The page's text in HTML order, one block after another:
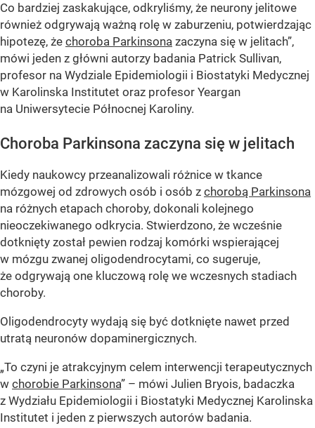
Co bardziej zaskakujące, odkryliśmy, że neurony jelitowe
również odgrywają ważną rolę w zaburzeniu, potwierdzając
hipotezę, że choroba Parkinsona zaczyna się w jelitach”,
mówi jeden z główni autorzy badania Patrick Sullivan,
profesor na Wydziale Epidemiologii i Biostatyki Medycznej
w Karolinska Institutet oraz profesor Yeargan
na Uniwersytecie Północnej Karoliny.
Choroba Parkinsona zaczyna się w jelitach
Kiedy naukowcy przeanalizowali różnice w tkance
mózgowej od zdrowych osób i osób z chorobą Parkinsona
na różnych etapach choroby, dokonali kolejnego
nieoczekiwanego odkrycia. Stwierdzono, że wcześnie
dotknięty został pewien rodzaj komórki wspierającej
w mózgu zwanej oligodendrocytami, co sugeruje,
że odgrywają one kluczową rolę we wczesnych stadiach
choroby.
Oligodendrocyty wydają się być dotknięte nawet przed
utratą neuronów dopaminergicznych.
„To czyni je atrakcyjnym celem interwencji terapeutycznych
w chorobie Parkinsona” – mówi Julien Bryois, badaczka
z Wydziału Epidemiologii i Biostatyki Medycznej Karolinska
Institutet i jeden z pierwszych autorów badania.